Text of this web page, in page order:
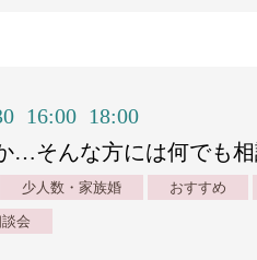
16:00 18:00
…そんな方には何でも相
少人数・家族婚 おすすめ
会